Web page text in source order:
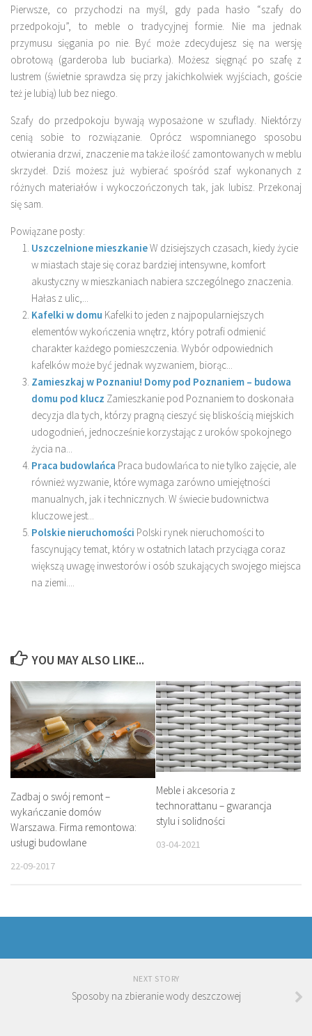
Pierwsze, co przychodzi na myśl, gdy pada hasło “szafy do
przedpokoju”, to meble o tradycyjnej formie. Nie ma jednak
przymusu sięgania po nie. Być może zdecydujesz się na wersję
obrotową (garderoba lub buciarka). Możesz sięgnąć po szafę z
lustrem (świetnie sprawdza się przy jakichkolwiek wyjściach, goście
też je lubią) lub bez niego.
Szafy do przedpokoju bywają wyposażone w szuflady. Niektórzy
cenią sobie to rozwiązanie. Oprócz wspomnianego sposobu
otwierania drzwi, znaczenie ma także ilość zamontowanych w meblu
skrzydeł. Dziś możesz już wybierać spośród szaf wykonanych z
różnych materiałów i wykoczończonych tak, jak lubisz. Przekonaj
się sam.
Powiązane posty:
Uszczelnione mieszkanieW dzisiejszych czasach, kiedy życie
w miastach staje się coraz bardziej intensywne, komfort
akustyczny w mieszkaniach nabiera szczególnego znaczenia.
Hałas z ulic,...
Kafelki w domu Kafelki to jeden z najpopularniejszych
elementów wykończenia wnętrz, który potrafi odmienić
charakter każdego pomieszczenia. Wybór odpowiednich
kafelków może być jednak wyzwaniem, biorąc...
Zamieszkaj w Poznaniu! Domy pod Poznaniem – budowa
domu pod klucz Zamieszkanie pod Poznaniem to doskonała
decyzja dla tych, którzy pragną cieszyć się bliskością miejskich
udogodnień, jednocześnie korzystając z uroków spokojnego
życia na...
Praca budowlańca Praca budowlańca to nie tylko zajęcie, ale
również wyzwanie, które wymaga zarówno umiejętności
manualnych, jak i technicznych. W świecie budownictwa
kluczowe jest...
Polskie nieruchomości Polski rynek nieruchomości to
fascynujący temat, który w ostatnich latach przyciąga coraz
większą uwagę inwestorów i osób szukających swojego miejsca
na ziemi....
YOU MAY ALSO LIKE...
Zadbaj o swój remont –
wykańczanie domów
Warszawa. Firma remontowa:
usługi budowlane
22-09-2017
Meble i akcesoria z
technorattanu – gwarancja
stylu i solidności
03-04-2021
NEXT STORY
Sposoby na zbieranie wody deszczowej